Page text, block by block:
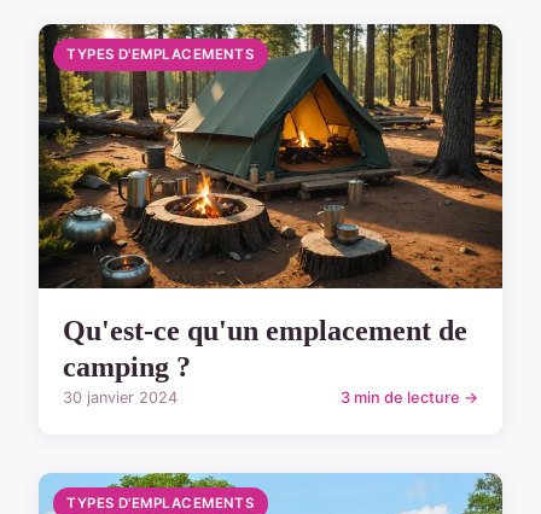
TYPES D'EMPLACEMENTS
Qu'est-ce qu'un emplacement de
camping ?
30 janvier 2024 3 min de lecture →
TYPES D'EMPLACEMENTS